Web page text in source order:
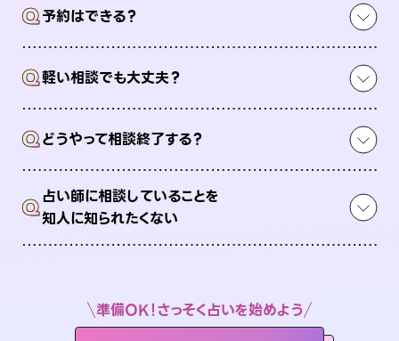
Q予約はできる？
Q軽い相談でも大丈夫？
Qどうやって相談終了する？
Q占い師に相談していることを
知人に知られたくない
準備OK！さっそく占いを始めよう